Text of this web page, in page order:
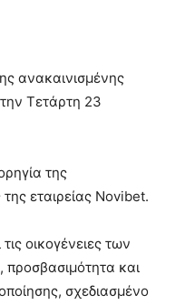
ανακαινισμένης
Τετάρτη 23
της
εταιρείας Novibet.
οικογένειες των
και
σχεδιασμένο